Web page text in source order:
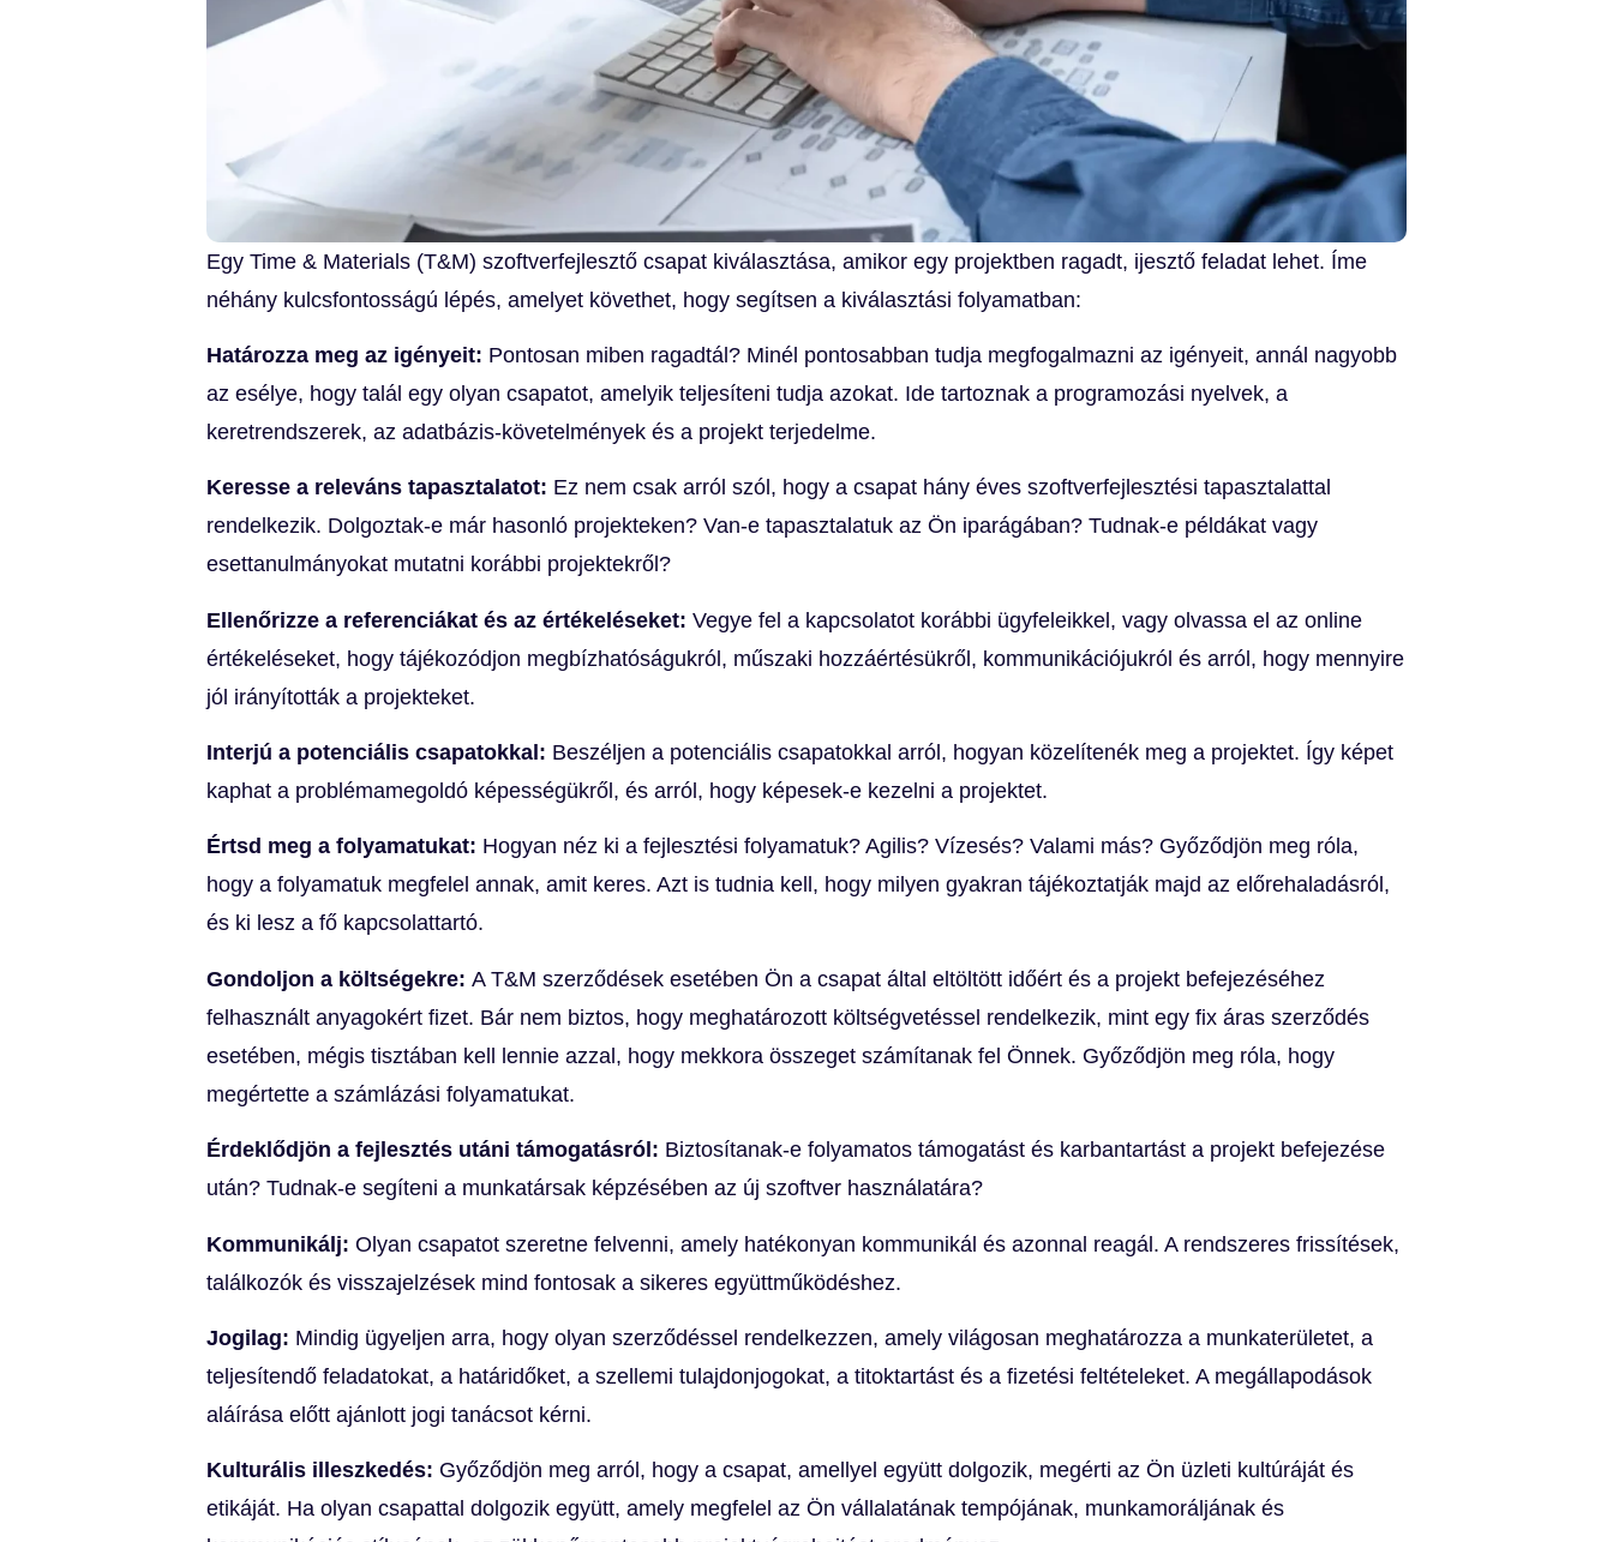
Egy Time & Materials (T&M) szoftverfejlesztő csapat kiválasztása, amikor egy projektben ragadt, ijesztő feladat lehet. Íme
néhány kulcsfontosságú lépés, amelyet követhet, hogy segítsen a kiválasztási folyamatban:
Határozza meg az igényeit: Pontosan miben ragadtál? Minél pontosabban tudja megfogalmazni az igényeit, annál nagyobb
az esélye, hogy talál egy olyan csapatot, amelyik teljesíteni tudja azokat. Ide tartoznak a programozási nyelvek, a
keretrendszerek, az adatbázis-követelmények és a projekt terjedelme.
Keresse a releváns tapasztalatot: Ez nem csak arról szól, hogy a csapat hány éves szoftverfejlesztési tapasztalattal
rendelkezik. Dolgoztak-e már hasonló projekteken? Van-e tapasztalatuk az Ön iparágában? Tudnak-e példákat vagy
esettanulmányokat mutatni korábbi projektekről?
Ellenőrizze a referenciákat és az értékeléseket: Vegye fel a kapcsolatot korábbi ügyfeleikkel, vagy olvassa el az online
értékeléseket, hogy tájékozódjon megbízhatóságukról, műszaki hozzáértésükről, kommunikációjukról és arról, hogy mennyire
jól irányították a projekteket.
Interjú a potenciális csapatokkal: Beszéljen a potenciális csapatokkal arról, hogyan közelítenék meg a projektet. Így képet
kaphat a problémamegoldó képességükről, és arról, hogy képesek-e kezelni a projektet.
Értsd meg a folyamatukat: Hogyan néz ki a fejlesztési folyamatuk? Agilis? Vízesés? Valami más? Győződjön meg róla,
hogy a folyamatuk megfelel annak, amit keres. Azt is tudnia kell, hogy milyen gyakran tájékoztatják majd az előrehaladásról,
és ki lesz a fő kapcsolattartó.
Gondoljon a költségekre: A T&M szerződések esetében Ön a csapat által eltöltött időért és a projekt befejezéséhez
felhasznált anyagokért fizet. Bár nem biztos, hogy meghatározott költségvetéssel rendelkezik, mint egy fix áras szerződés
esetében, mégis tisztában kell lennie azzal, hogy mekkora összeget számítanak fel Önnek. Győződjön meg róla, hogy
megértette a számlázási folyamatukat.
Érdeklődjön a fejlesztés utáni támogatásról: Biztosítanak-e folyamatos támogatást és karbantartást a projekt befejezése
után? Tudnak-e segíteni a munkatársak képzésében az új szoftver használatára?
Kommunikálj: Olyan csapatot szeretne felvenni, amely hatékonyan kommunikál és azonnal reagál. A rendszeres frissítések,
találkozók és visszajelzések mind fontosak a sikeres együttműködéshez.
Jogilag: Mindig ügyeljen arra, hogy olyan szerződéssel rendelkezzen, amely világosan meghatározza a munkaterületet, a
teljesítendő feladatokat, a határidőket, a szellemi tulajdonjogokat, a titoktartást és a fizetési feltételeket. A megállapodások
aláírása előtt ajánlott jogi tanácsot kérni.
Kulturális illeszkedés: Győződjön meg arról, hogy a csapat, amellyel együtt dolgozik, megérti az Ön üzleti kultúráját és
etikáját. Ha olyan csapattal dolgozik együtt, amely megfelel az Ön vállalatának tempójának, munkamoráljának és